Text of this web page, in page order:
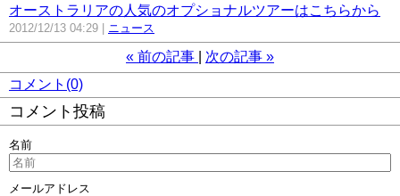
オーストラリアの人気のオプショナルツアーはこちらから
2012/12/13 04:29 ニュース
« 前の記事 次の記事 »
コメント(0)
コメント投稿
名前
メールアドレス